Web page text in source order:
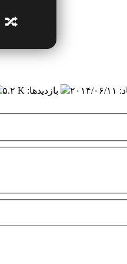
🔀
: ۲۰۱۴/۰۶/۱۱ بازدیدها: ۵.۲ K